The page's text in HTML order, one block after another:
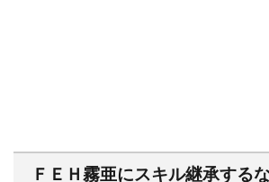
ＦＥＨ霧亜にスキル継承する